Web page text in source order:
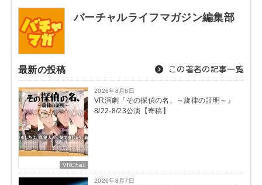
バーチャルライフマガジン編集部
最新の投稿 この著者の記事一覧
VRChat
2026年8月8日
VR演劇『その探偵の名、～旋律の証明～』
8/22-8/23公演【寄稿】
2026年8月7日